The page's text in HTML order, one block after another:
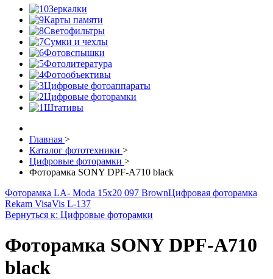
Зеркалки
Карты памяти
Светофильтры
Сумки и чехлы
Фотовспышки
Фотолитература
Фотообъективы
Цифровые фотоаппараты
Цифровые фоторамки
Штативы
Главная >
Каталог фототехники >
Цифровые фоторамки >
Фоторамка SONY DPF-A710 black
Фоторамка LA- Moda 15x20 097 BrownЦифровая фоторамка
Rekam VisaVis L-137
Вернуться к: Цифровые фоторамки
Фоторамка SONY DPF-A710
black